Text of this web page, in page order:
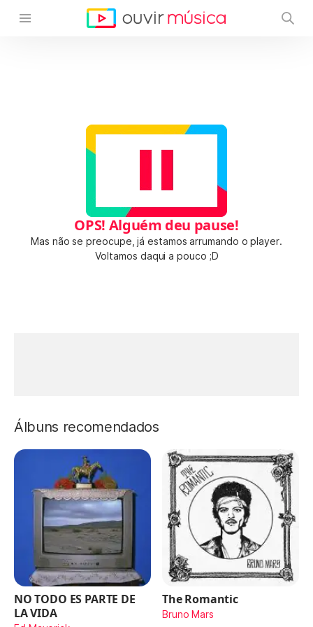
OPS! Alguém deu pause!
Mas não se preocupe, já estamos arrumando o player.
Voltamos daqui a pouco ;D
Álbuns recomendados
NO TODO ES PARTE DE
LA VIDA
The Romantic
Bruno Mars